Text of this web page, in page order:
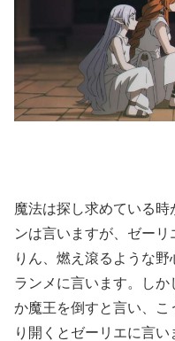
魔法は探し求めている
ンは言いますが、ゼー
りん、燃え滾るような
ランメに言います。し
か魔王を倒すと言い、こ
り開くとゼーリエに言